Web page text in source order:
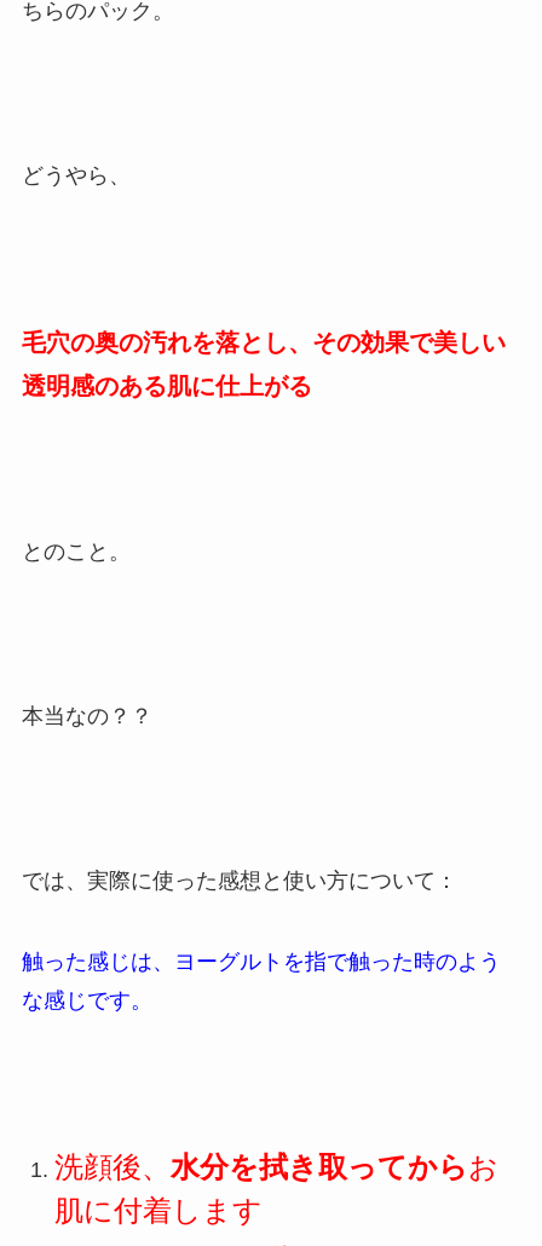
ちらのパック。
どうやら、
毛穴の奥の汚れを落とし、その効果で美しい
透明感のある肌に仕上がる
とのこと。
本当なの？？
では、実際に使った感想と使い方について：
触った感じは、ヨーグルトを指で触った時のよう
な感じです。
洗顔後、 水分を拭き取ってからお
肌に付着します